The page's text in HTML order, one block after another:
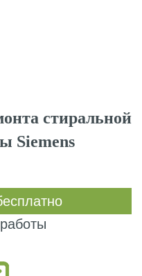
стиральной
Siemens